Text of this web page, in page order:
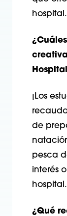
hospital.
¡Los
de
pesca
interés
hospital.
¿Qué